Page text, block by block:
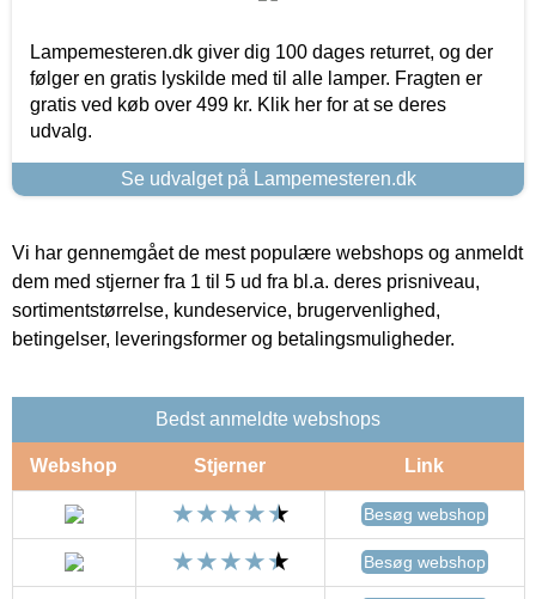
Lampemesteren.dk giver dig 100 dages returret, og der
følger en gratis lyskilde med til alle lamper. Fragten er
gratis ved køb over 499 kr. Klik her for at se deres
udvalg.
Se udvalget på Lampemesteren.dk
Vi har gennemgået de mest populære webshops og anmeldt
dem med stjerner fra 1 til 5 ud fra bl.a. deres prisniveau,
sortimentstørrelse, kundeservice, brugervenlighed,
betingelser, leveringsformer og betalingsmuligheder.
Bedst anmeldte webshops
Webshop Stjerner Link
Besøg webshop
Besøg webshop